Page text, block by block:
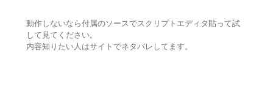
動作しないなら付属のソースでスクリプトエディタ貼って試
して見てください。
内容知りたい人はサイトでネタバレしてます。